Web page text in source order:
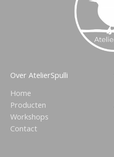
Over AtelierSpulli
Home
Producten
Workshops
Contact